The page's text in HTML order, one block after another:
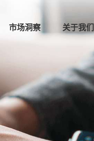
市场洞察 关于我们